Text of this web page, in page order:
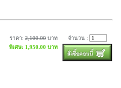
ราคา: 2,100.00 บาท
พิเศษ: 1,950.00 บาท
จำนวน :